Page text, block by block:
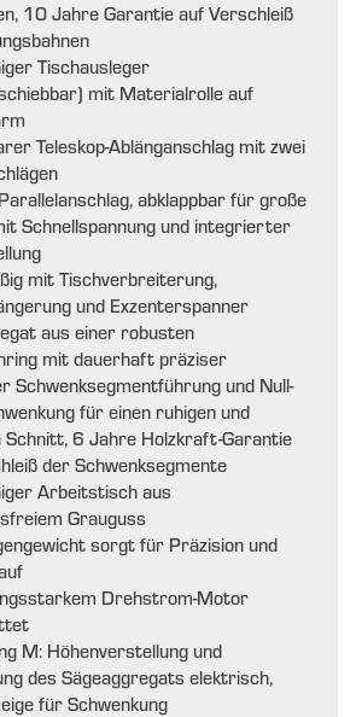
10 Jahre Garantie auf Verschleiß
Tischausleger
mit Materialrolle auf
Teleskop-Ablänganschlag mit zwei
abklappbar für große
Schnellspannung und integrierter
mit Tischverbreiterung,
und Exzenterspanner
aus einer robusten
mit dauerhaft präziser
Schwenksegmentführung und Null-
für einen ruhigen und
Schnitt, 6 Jahre Holzkraft-Garantie
der Schwenksegmente
Arbeitstisch aus
Grauguss
sorgt für Präzision und
Drehstrom-Motor
M: Höhenverstellung und
des Sägeaggregats elektrisch,
für Schwenkung